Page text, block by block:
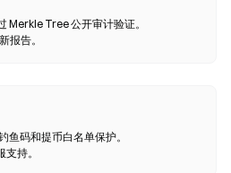
Merkle Tree 公开审计验证。
报告。
鱼码和提币白名单保护。
持。